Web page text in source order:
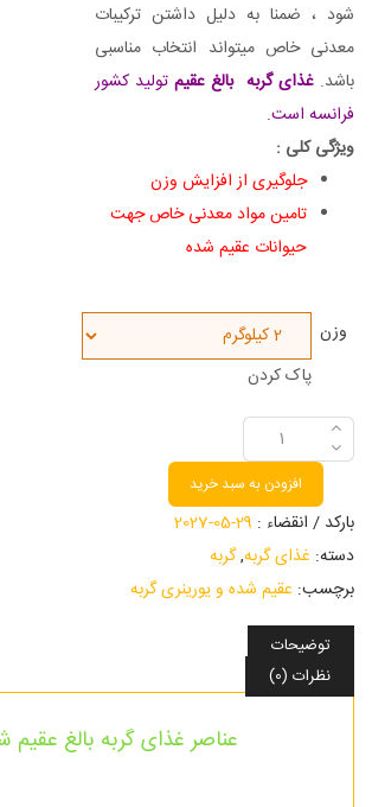
شود ، ضمنا به دلیل داشتن ترکیبات
معدنی خاص میتواند انتخاب مناسبی
باشد. غذای گربه بالغ عقیمتولید کشور
فرانسه است.
ویژگی کلی :
جلوگیری از افزایش وزن
تامین مواد معدنی خاص جهت
حیوانات عقیم شده
وزن
پاک کردن
افزودن به سبد خرید
بارکد / انقضاء : 29-05-2027
دسته: غذای گربه,گربه
برچسب: عقیم شده و یورینری گربه
توضیحات
نظرات (0)
عناصر غذای گربه بالغ عقیم